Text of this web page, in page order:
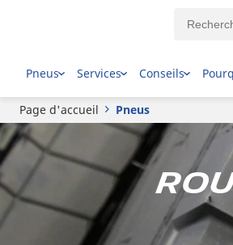
Pneus Services Conseils
Page d'accueil Pneus